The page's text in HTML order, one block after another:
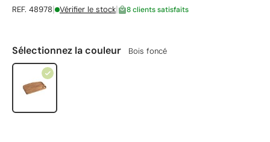
REF. 48978| Vérifier le stock| 8 clients satisfaits
Sélectionnez la couleur Bois foncé